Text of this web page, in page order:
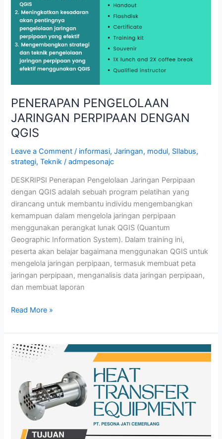
PENERAPAN PENGELOLAAN
JARINGAN PERPIPAAN DENGAN
QGIS
Leave a Comment / informasi,Jaringan, modul, SIlabus,
strategi,Teknik /admpesonajc
DESKRIPSI Penerapan Pengelolaan Jaringan Perpipaan
dengan QGIS adalah sebuah program pelatihan yang
dirancang untuk membantu individu mengembangkan
kemampuan dalam mengelola jaringan perpipaan
menggunakan perangkat lunak QGIS (Quantum
Geographic Information System). Dalam training ini,
peserta akan belajar bagaimana menggunakan QGIS untuk
mengelola jaringan perpipaan, termasuk membuat peta
jaringan perpipaan, menganalisis data jaringan perpipaan,
dan membuat laporan
Read More »
HEAT
TRANSFER